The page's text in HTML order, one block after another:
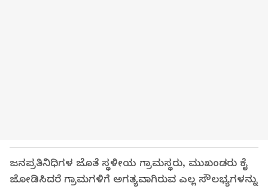
ಜನಪ್ರತಿನಿಧಿಗಳ ಜೊತೆ ಸ್ಥಳೀಯ ಗ್ರಾಮಸ್ಥರು, ಮುಖಂಡರು ಕೈ
ಜೋಡಿಸಿದರೆ ಗ್ರಾಮಗಳಿಗೆ ಅಗತ್ಯವಾಗಿರುವ ಎಲ್ಲ ಸೌಲಭ್ಯಗಳನ್ನು